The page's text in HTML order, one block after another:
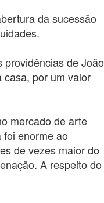
da sucessão
de João
casa, por um valor
mercado de arte
enorme ao
de vezes maior do
A respeito do